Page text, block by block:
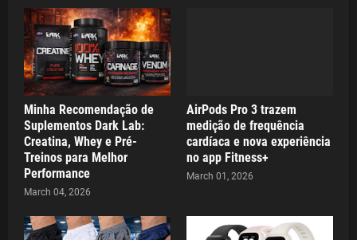
Minha Recomendação de
Suplementos Dark Lab:
Creatina, Whey e Pré-
Treinos para Melhor
Performance
March 04, 2026
AirPods Pro 3 trazem
medição de frequência
cardíaca e nova experiência
no app Fitness+
March 01, 2026